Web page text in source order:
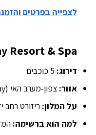
לצפייה בפרטים
Resort & Spa
דירוג:
אזור: צפון-מערב האי (Turtle Bay)
על המלון: ריזורט רחב
למה הוא ברשימה: